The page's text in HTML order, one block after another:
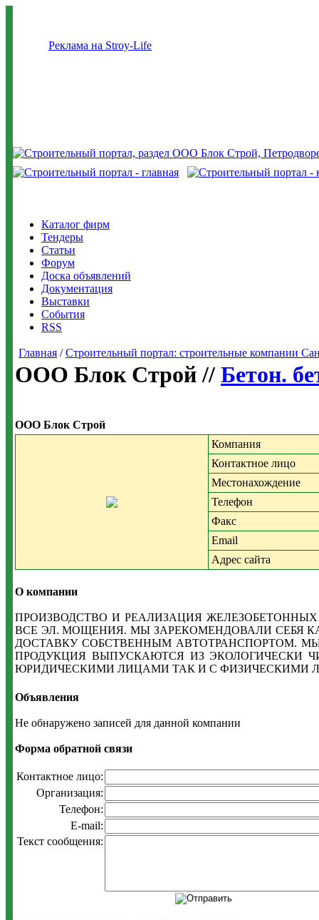
Реклама на Stroy-Life
Каталог фирм
Тендеры
Статьи
Форум
Доска объявлений
Документация
Выставки
События
RSS
Главная /Строительный портал: строительные компании
ООО Блок Строй // Бетон.
ООО Блок Строй
Компания
Контактное лицо
Местонахождение
Телефон
Факс
Email
Адрес сайта
О компании
ПРОИЗВОДСТВО И РЕАЛИЗАЦИЯ
ВСЕ ЭЛ. МОЩЕНИЯ. МЫ ЗАРЕКОМЕНДОВАЛИ СЕБЯ
ДОСТАВКУ СОБСТВЕННЫМ АВТОТРАНСПОРТОМ.
ПРОДУКЦИЯ ВЫПУСКАЮТСЯ ИЗ ЭКОЛОГИЧЕСКИ
ЮРИДИЧЕСКИМИ ЛИЦАМИ ТАК И С ФИЗИЧЕСКИМИ
Объявления
Не обнаружено записей для данной компании
Форма обратной связи
Контактное лицо:
Организация:
Телефон:
E-mail:
Текст сообщения: